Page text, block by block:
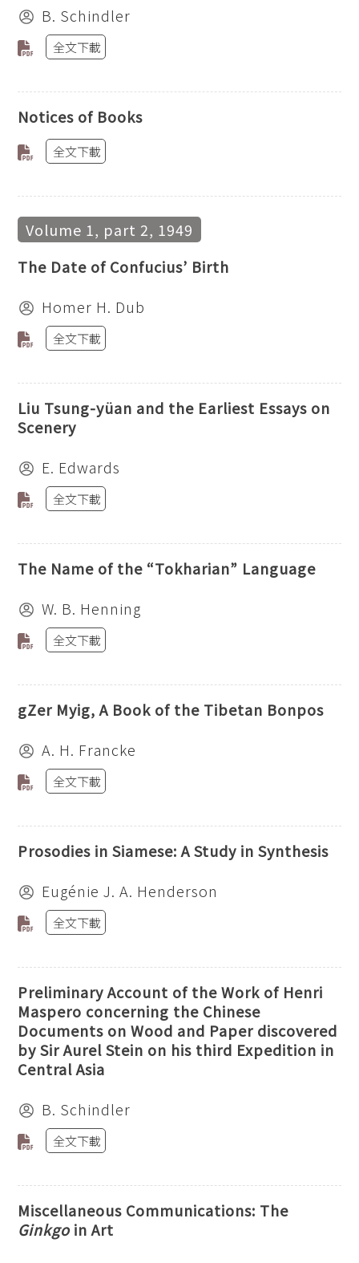
B. Schindler
全文下載
Notices of Books
全文下載
Volume 1, part 2, 1949
The Date of Confucius’ Birth
Homer H. Dub
全文下載
Liu Tsung-yüan and the Earliest Essays on
Scenery
E. Edwards
全文下載
The Name of the “Tokharian” Language
W. B. Henning
全文下載
gZer Myig, A Book of the Tibetan Bonpos
A. H. Francke
全文下載
Prosodies in Siamese: A Study in Synthesis
Eugénie J. A. Henderson
全文下載
Preliminary Account of the Work of Henri
Maspero concerning the Chinese
Documents on Wood and Paper discovered
by Sir Aurel Stein on his third Expedition in
Central Asia
B. Schindler
全文下載
Miscellaneous Communications: The
Ginkgoin Art